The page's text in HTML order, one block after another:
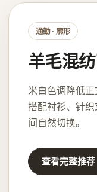
通勤 · 廓形
羊毛混
米白色调降低正
搭配衬衫、针
间自然切换。
查看完整推荐